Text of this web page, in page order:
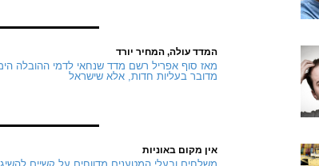
המדד עולה, המחיר יורד
מאז סוף אפריל רשם מדד שנחאי לדמי ההובלה
מדובר בעליות חדות, אלא שישראל
אין מקום באוניות